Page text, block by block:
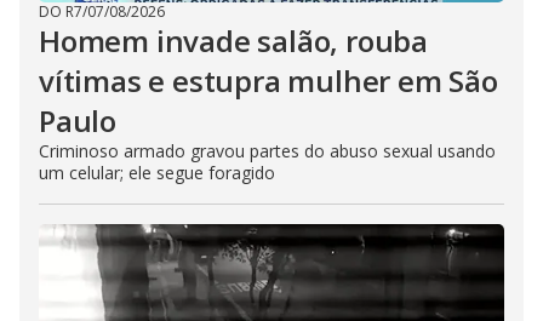
DO R7/07/08/2026
Homem invade salão, rouba
vítimas e estupra mulher em São
Paulo
Criminoso armado gravou partes do abuso sexual usando
um celular; ele segue foragido